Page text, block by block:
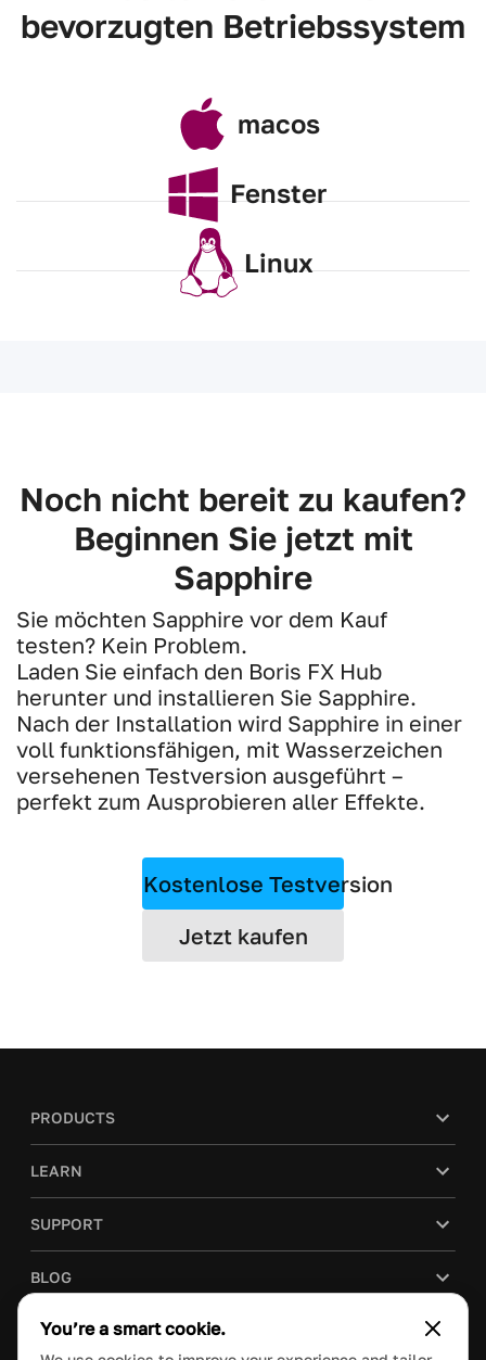
bevorzugten Betriebssystem
macos
Fenster
Linux
Noch nicht bereit zu kaufen?
Beginnen Sie jetzt mit
Sapphire
Sie möchten Sapphire vor dem Kauf
testen? Kein Problem.
Laden Sie einfach den Boris FX Hub
herunter und installieren Sie Sapphire.
Nach der Installation wird Sapphire in einer
voll funktionsfähigen, mit Wasserzeichen
versehenen Testversion ausgeführt –
perfekt zum Ausprobieren aller Effekte.
Kostenlose Testversion
Jetzt kaufen
PRODUCTS
LEARN
SUPPORT
BLOG
COMPANY
You’re a smart cookie.